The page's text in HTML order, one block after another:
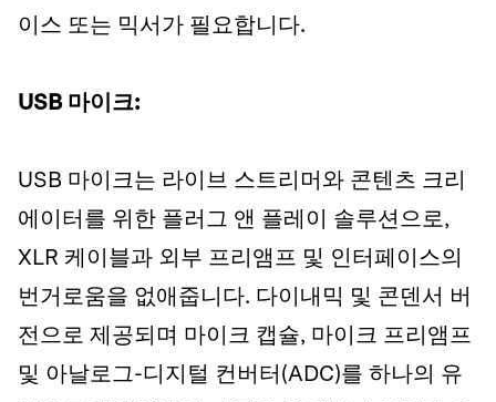
이스 또는 믹서가 필요합니다.
USB 마이크:
USB 마이크는 라이브 스트리머와 콘텐츠 크리
에이터를 위한 플러그 앤 플레이 솔루션으로,
XLR 케이블과 외부 프리앰프 및 인터페이스의
번거로움을 없애줍니다. 다이내믹 및 콘덴서 버
전으로 제공되며 마이크 캡슐, 마이크 프리앰프
및 아날로그-디지털 컨버터(ADC)를 하나의 유